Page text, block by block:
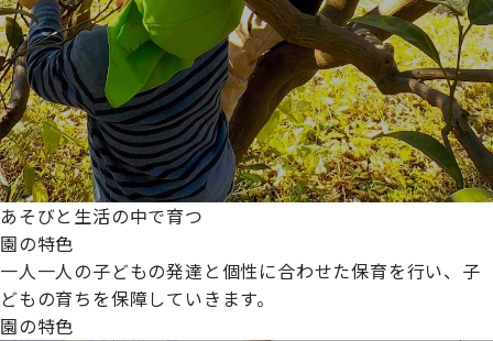
あそびと生活の中で育つ
園の特色
一人一人の子どもの発達と個性に合わせた保育を行い、子
どもの育ちを保障していきます。
園の特色